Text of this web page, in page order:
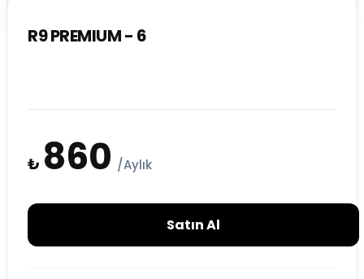
R9 PREMIUM - 6
₺ 860 /Aylık
Satın Al